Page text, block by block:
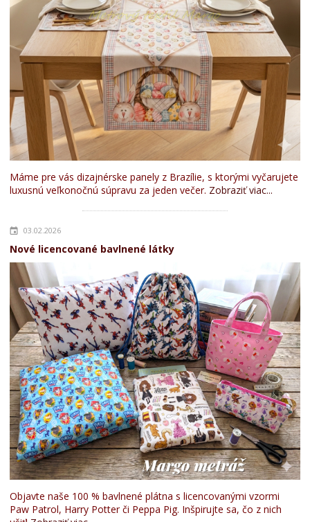
Máme pre vás dizajnérske panely z Brazílie, s ktorými vyčarujete
luxusnú veľkonočnú súpravu za jeden večer. Zobraziť viac...
03.02.2026
Nové licencované bavlnené látky
Objavte naše 100 % bavlnené plátna s licencovanými vzormi
Paw Patrol, Harry Potter či Peppa Pig. Inšpirujte sa, čo z nich